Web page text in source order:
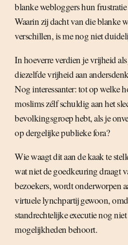
blanke webloggers hun
Waarin zij dacht van die blanke
verschillen, is me nog niet
In hoeverre verdien je vrijheid
diezelfde vrijheid aan
Nog interessanter: tot op welke
moslims zélf schuldig aan het
bevolkingsgroep hebt, als je
op dergelijke publieke fora?
Wie waagt dit aan de kaak te
wat niet de goedkeuring draagt
bezoekers, wordt onderworpen
virtuele lynchpartij gewoon,
standrechtelijke executie nog
mogelijkheden behoort.